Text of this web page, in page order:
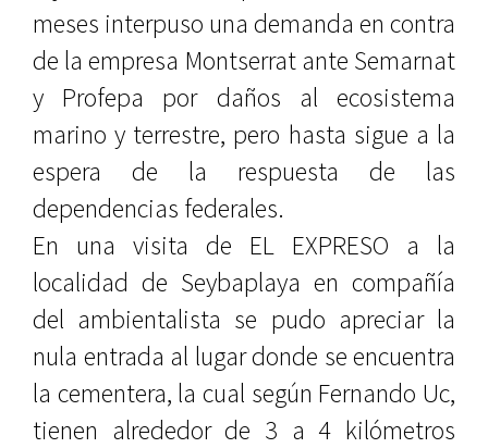
meses interpuso una demanda en contra
de la empresa Montserrat ante Semarnat
y Profepa por daños al ecosistema
marino y terrestre, pero hasta sigue a la
espera de la respuesta de las
dependencias federales.
En una visita de EL EXPRESO a la
localidad de Seybaplaya en compañía
del ambientalista se pudo apreciar la
nula entrada al lugar donde se encuentra
la cementera, la cual según Fernando Uc,
tienen alrededor de 3 a 4 kilómetros